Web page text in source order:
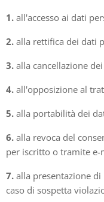
1. all'accesso ai dati
2. alla rettifica dei dati
3. alla cancellazione
4. all'opposizione al
5. alla portabilità dei
6. alla revoca del
per iscritto o tramite e-
7. alla presentazione
caso di sospetta